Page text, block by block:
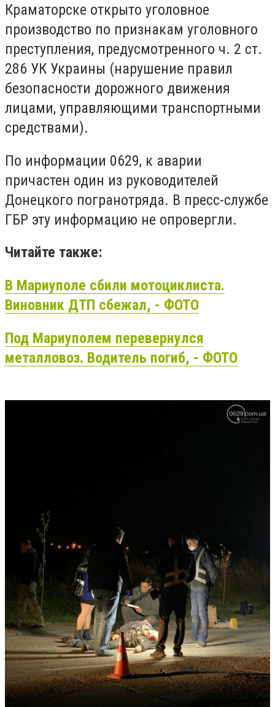
Краматорске открыто уголовное
производство по признакам уголовного
преступления, предусмотренного ч. 2 ст.
286 УК Украины (нарушение правил
безопасности дорожного движения
лицами, управляющими транспортными
средствами).
По информации 0629, к аварии
причастен один из руководителей
Донецкого погранотряда. В пресс-службе
ГБР эту информацию не опровергли.
Читайте также:
В Мариуполе сбили мотоциклиста.
Виновник ДТП сбежал, - ФОТО
Под Мариуполем перевернулся
металловоз. Водитель погиб, - ФОТО